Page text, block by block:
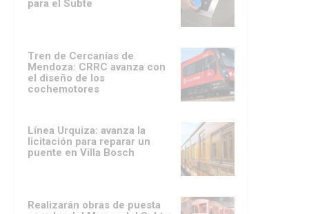
para el Subte
Tren de Cercanías de
Mendoza: CRRC avanza con
el diseño de los
cochemotores
Línea Urquiza: avanza la
licitación para reparar un
puente en Villa Bosch
Realizarán obras de puesta